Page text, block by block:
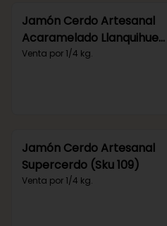
Jamón Cerdo Artesanal
Acaramelado Llanquihue
(Sku 180)
Venta por 1/4 kg.
Jamón Cerdo Artesanal
Supercerdo (Sku 109)
Venta por 1/4 kg.